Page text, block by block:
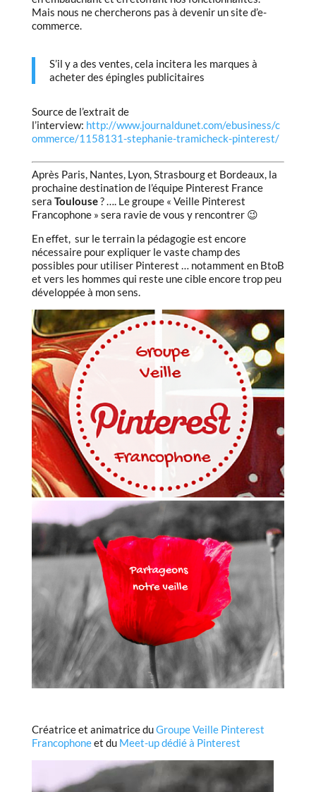
Mais nous ne chercherons pas à devenir un site d’e-
commerce.
S’il y a des ventes, cela incitera les marques à
acheter des épingles publicitaires
Source de l’extrait de
l’interview: http://www.journaldunet.com/ebusiness/c
ommerce/1158131-stephanie-tramicheck-pinterest/
Après Paris, Nantes, Lyon, Strasbourg et Bordeaux, la
prochaine destination de l’équipe Pinterest France
sera Toulouse? …. Le groupe « Veille Pinterest
Francophone » sera ravie de vous y rencontrer 😉
En effet, sur le terrain la pédagogie est encore
nécessaire pour expliquer le vaste champ des
possibles pour utiliser Pinterest … notamment en BtoB
et vers les hommes qui reste une cible encore trop peu
développée à mon sens.
Créatrice et animatrice duGroupe Veille Pinterest
Francophoneet du Meet-up dédié à Pinterest